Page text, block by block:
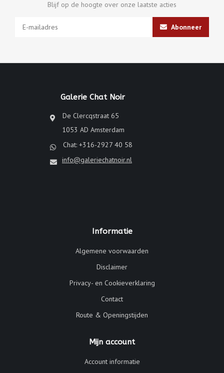
Blijf op de hoogte over onze laatste acties
Abonneer
Galerie Chat Noir
De Clercqstraat 65
1053 AD Amsterdam
Chat: +316-2927 40 58
info@galeriechatnoir.nl
Informatie
Algemene voorwaarden
Disclaimer
Privacy- en Cookieverklaring
Contact
Route & Openingstijden
Mijn account
Account informatie